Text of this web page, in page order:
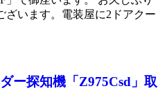
ざいます。電装屋に2ドアクー
ー探知機「Z975Csd」取